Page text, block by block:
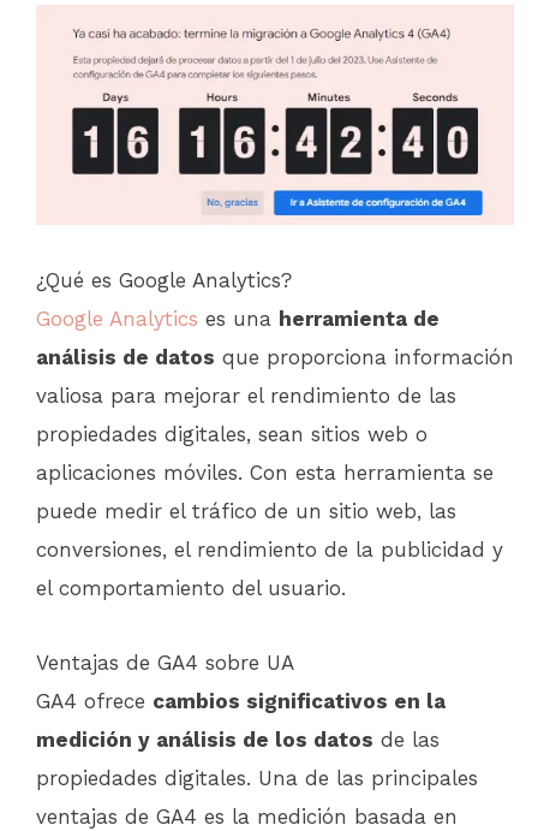
¿Qué es Google Analytics?
Google Analytics es una herramienta de
análisis de datos que proporciona información
valiosa para mejorar el rendimiento de las
propiedades digitales, sean sitios web o
aplicaciones móviles. Con esta herramienta se
puede medir el tráfico de un sitio web, las
conversiones, el rendimiento de la publicidad y
el comportamiento del usuario.
Ventajas de GA4 sobre UA
GA4 ofrece cambios significativos en la
medición y análisis de los datos de las
propiedades digitales. Una de las principales
ventajas de GA4 es la medición basada en